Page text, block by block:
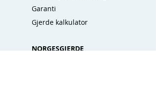
Garanti
Gjerde kalkulator
NORGESGJERDE